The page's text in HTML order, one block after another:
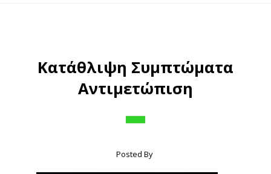
Κατάθλιψη Συμπτώματα
Αντιμετώπιση
Posted By